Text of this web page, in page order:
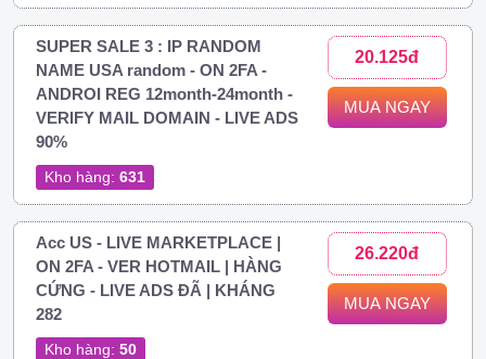
SUPER SALE 3 : IP RANDOM
NAME USA random - ON 2FA -
ANDROI REG 12month-24month -
VERIFY MAIL DOMAIN - LIVE ADS
90%
Kho hàng: 631
20.125đ
MUA NGAY
Acc US - LIVE MARKETPLACE |
ON 2FA - VER HOTMAIL | HÀNG
CỨNG - LIVE ADS ĐÃ | KHÁNG
282
Kho hàng: 50
26.220đ
MUA NGAY